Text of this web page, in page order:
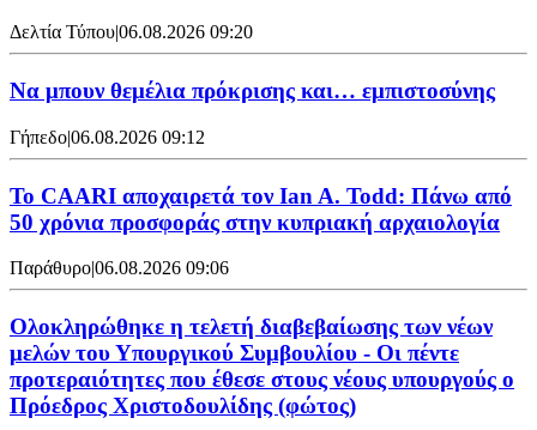
Δελτία Τύπου|06.08.2026 09:20
Να μπουν θεμέλια πρόκρισης και… εμπιστοσύνης
Γήπεδο|06.08.2026 09:12
Το CAARI αποχαιρετά τον Ian A. Todd: Πάνω από
50 χρόνια προσφοράς στην κυπριακή αρχαιολογία
Παράθυρο|06.08.2026 09:06
Ολοκληρώθηκε η τελετή διαβεβαίωσης των νέων
μελών του Υπουργικού Συμβουλίου - Οι πέντε
προτεραιότητες που έθεσε στους νέους υπουργούς ο
Πρόεδρος Χριστοδουλίδης (φώτος)